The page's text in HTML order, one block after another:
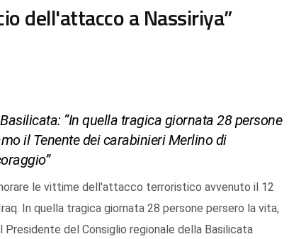
dell'attacco a Nassiriya”
“In quella tragica giornata 28 persone
il Tenente dei carabinieri Merlino di
le vittime dell'attacco terroristico avvenuto il 12
In quella tragica giornata 28 persone persero la vita,
Presidente del Consiglio regionale della Basilicata